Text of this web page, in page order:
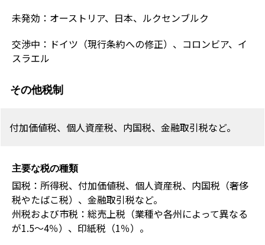
未発効：オーストリア、日本、ルクセンブルク
交渉中：ドイツ（現行条約への修正）、コロンビア、イ
スラエル
その他税制
付加価値税、個人資産税、内国税、金融取引税など。
主要な税の種類
国税：所得税、付加価値税、個人資産税、内国税（奢侈
税やたばこ税）、金融取引税など。
州税および市税：総売上税（業種や各州によって異なる
が1.5～4％）、印紙税（1％）。